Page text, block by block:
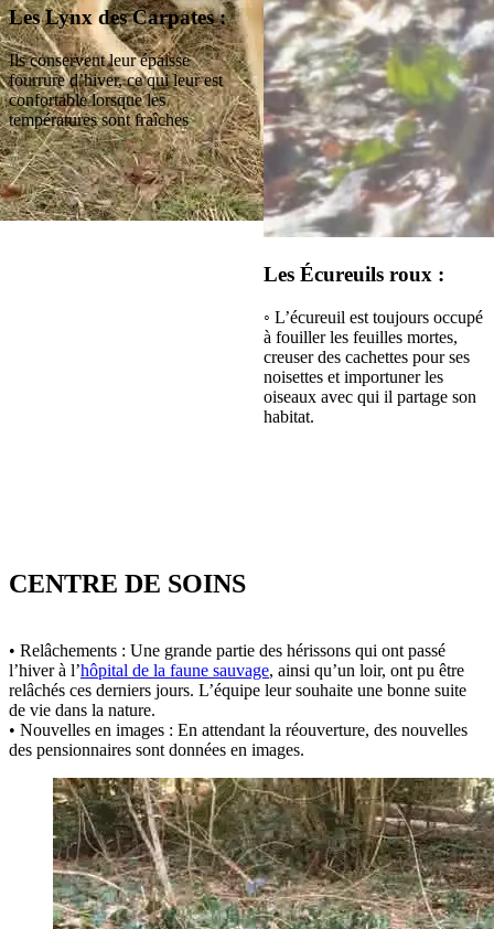
Les Marmottes des
Alpes :
◦ Elles sont sorties de leurs
terriers depuis quelques
semaines. ◦ Elles viennent
quotidiennement chercher les
fruits et légumes frais apportés
par les soigneurs.
CENTRE DE SOINS
• Relâchements : Une grande partie des hérissons qui ont passé
l’hiver à l’hôpital de la faune sauvage, ainsi qu’un loir, ont pu être
relâchés ces derniers jours. L’équipe leur souhaite une bonne suite
de vie dans la nature.
• Nouvelles en images : En attendant la réouverture, des nouvelles
des pensionnaires sont données en images.